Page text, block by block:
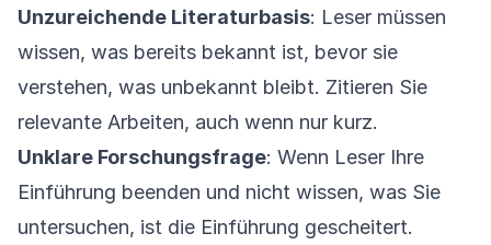
Unzureichende Literaturbasis: Leser müssen
wissen, was bereits bekannt ist, bevor sie
verstehen, was unbekannt bleibt. Zitieren Sie
relevante Arbeiten, auch wenn nur kurz.
Unklare Forschungsfrage: Wenn Leser Ihre
Einführung beenden und nicht wissen, was Sie
untersuchen, ist die Einführung gescheitert.